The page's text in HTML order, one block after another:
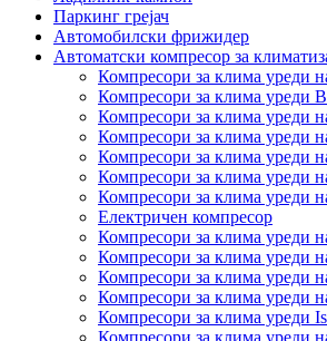
Паркинг грејач
Автомобилски фрижидер
Автоматски компресор за
Компресори за клима уреди
Компресори за клима уреди
Компресори за клима уреди
Компресори за клима уреди
Компресори за клима уреди
Компресори за клима уреди
Компресори за клима уреди
Електричен компресор
Компресори за клима уреди
Компресори за клима уреди
Компресори за клима уреди
Компресори за клима уреди
Компресори за клима уреди
Компресори за клима уреди